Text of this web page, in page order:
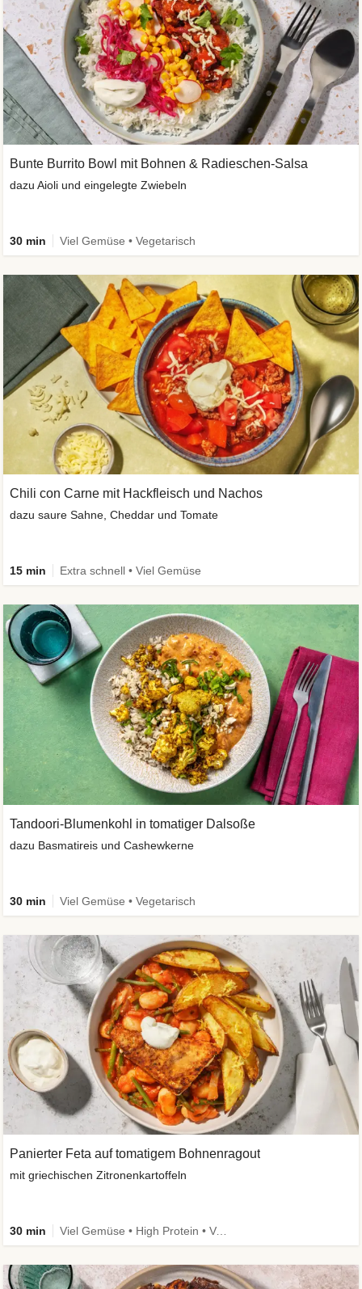
Chili con Carne mit Hackfleisch und Nachos
dazu saure Sahne, Cheddar und Tomate
15 min Extra schnell • Viel Gemüse
Bunte Burrito Bowl mit Bohnen & Radieschen-Salsa
dazu Aioli und eingelegte Zwiebeln
30 min Viel Gemüse • Vegetarisch
Tandoori-Blumenkohl in tomatiger Dalsoße
dazu Basmatireis und Cashewkerne
30 min Viel Gemüse • Vegetarisch
Panierter Feta auf tomatigem Bohnenragout
mit griechischen Zitronenkartoffeln
30 min Viel Gemüse • High Protein • Vegetarisch